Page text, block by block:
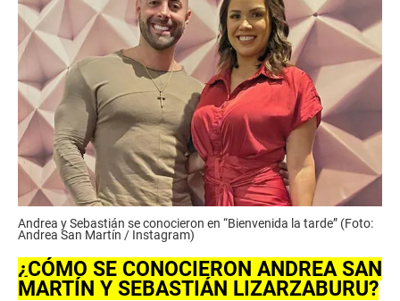
Andrea y Sebastián se conocieron en “Bienvenida la tarde” (Foto:
Andrea San Martín / Instagram)
¿CÓMO SE CONOCIERON ANDREA SAN
MARTÍN Y SEBASTIÁN LIZARZABURU?